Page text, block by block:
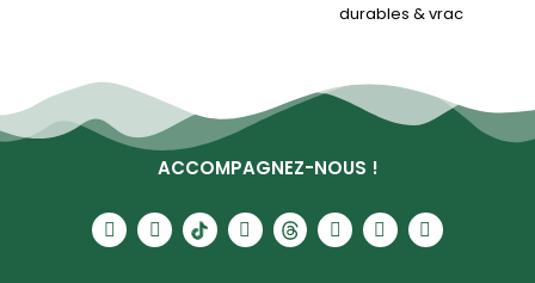
durables & vrac
ACCOMPAGNEZ-NOUS !